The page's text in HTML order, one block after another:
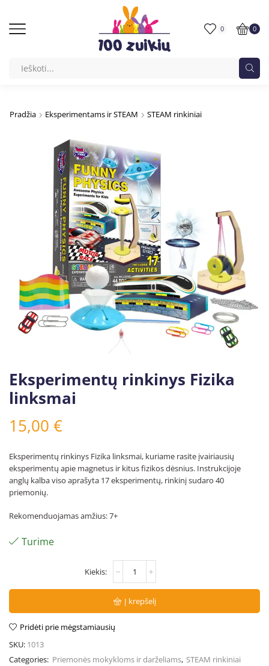
0 0
Pradžia Eksperimentams ir STEAM STEAM rinkiniai
Eksperimentų rinkinys Fizika
linksmai
15,00 €
Eksperimentų rinkinys Fizika linksmai, kuriame rasite įvairiausių
eksperimentų apie magnetus ir kitus fizikos dėsnius. Instrukcijoje
anglų kalba viso aprašyta 17 eksperimentų, rinkinį sudaro 40
priemonių.
Rekomenduojamas amžius: 7+
Turime
Į krepšelį
Pridėti prie mėgstamiausių
SKU: 1013
Categories: Priemonės mokykloms ir darželiams, STEAM rinkiniai